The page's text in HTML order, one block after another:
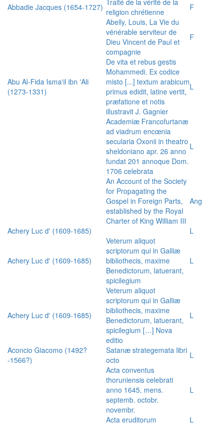
Abbadie Jacques (1654-1727) religion chrétienne
F
Abelly, Louis, La Vie du
vénérable serviteur de
Dieu Vincent de Paul et
compagnie
F
Abu Al-Fida Isma'il ibn 'Ali
(1273-1331)
De vita et rebus gestis
Mohammedi. Ex codice
misto [...] textum arabicum
primus edidit, latine vertit,
præfatione et notis
illustravit J. Gagnier
L
Academiæ Francofurtanæ
ad viadrum encœnia
secularia Oxonii in theatro
sheldoniano apr. 26 anno
fundat 201 annoque Dom.
1706 celebrata
L
An Account of the Society
for Propagating the
Gospel in Foreign Parts,
established by the Royal
Charter of King William III
Ang
Achery Luc d' (1609-1685) L
Achery Luc d' (1609-1685)
Veterum aliquot
scriptorum qui in Galliæ
bibliothecis, maxime
Benedictorum, latuerant,
spicilegium
L
Achery Luc d' (1609-1685)
Veterum aliquot
scriptorum qui in Galliæ
bibliothecis, maxime
Benedictorum, latuerant,
spicilegium […] Nova
editio
L
Aconcio Giacomo (1492?
-1566?)
Satanæ strategemata libri
octo
L
Acta conventus
thoruniensis celebrati
anno 1645, mens.
septemb. octobr.
novembr.
L
Acta eruditorum
L